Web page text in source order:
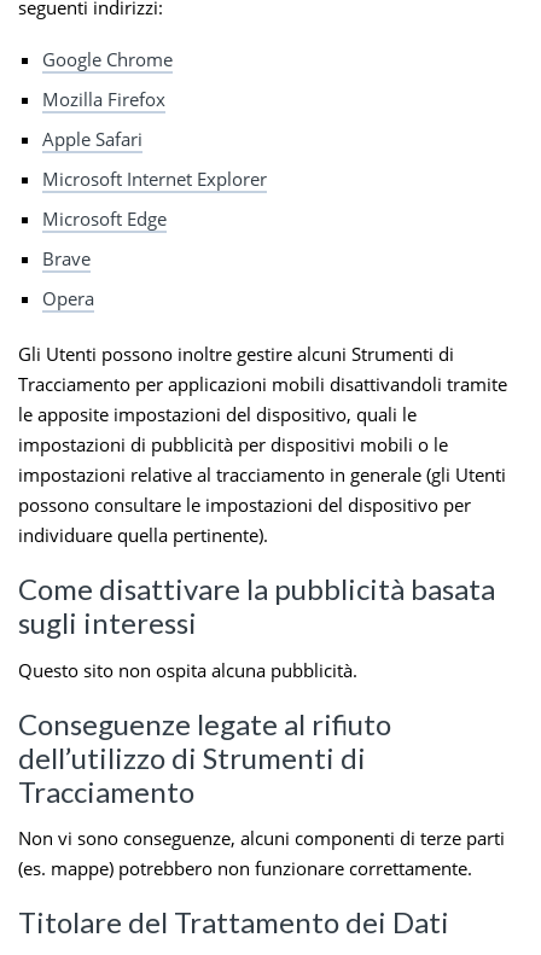
seguenti indirizzi:
Google Chrome
Mozilla Firefox
Apple Safari
Microsoft Internet Explorer
Microsoft Edge
Brave
Opera
Gli Utenti possono inoltre gestire alcuni Strumenti di
Tracciamento per applicazioni mobili disattivandoli tramite
le apposite impostazioni del dispositivo, quali le
impostazioni di pubblicità per dispositivi mobili o le
impostazioni relative al tracciamento in generale (gli Utenti
possono consultare le impostazioni del dispositivo per
individuare quella pertinente).
Come disattivare la pubblicità basata
sugli interessi
Questo sito non ospita alcuna pubblicità.
Conseguenze legate al rifiuto
dell’utilizzo di Strumenti di
Tracciamento
Non vi sono conseguenze, alcuni componenti di terze parti
(es. mappe) potrebbero non funzionare correttamente.
Titolare del Trattamento dei Dati